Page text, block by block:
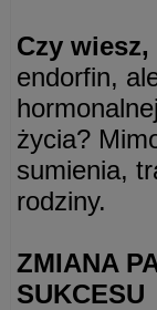
Czy
endorfin,
życia?
sumienia,
rodziny.
ZMIANA
SUKCESU